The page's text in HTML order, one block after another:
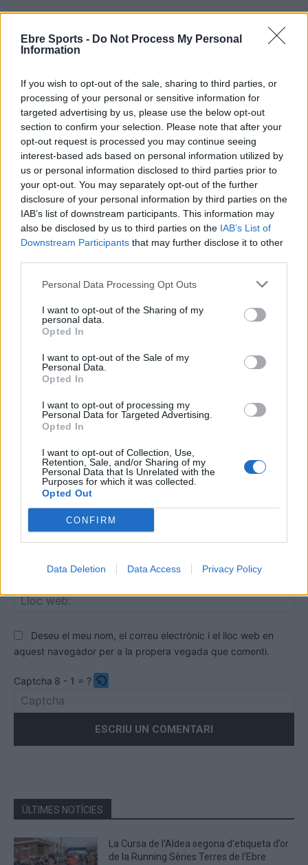
Ebre Sports - Do Not Process My Personal
Information
If you wish to opt-out of the sale, sharing to third parties, or
processing of your personal or sensitive information for
targeted advertising by us, please use the below opt-out
section to confirm your selection. Please note that after your
opt-out request is processed you may continue seeing
interest-based ads based on personal information utilized by
us or personal information disclosed to third parties prior to
your opt-out. You may separately opt-out of the further
disclosure of your personal information by third parties on the
IAB’s list of downstream participants. This information may
also be disclosed by us to third parties on the IAB’s List of
Downstream Participants that may further disclose it to other
Personal Data Processing Opt Outs
I want to opt-out of the Sharing of my
personal data.
Opted In
I want to opt-out of the Sale of my
Personal Data.
Opted In
I want to opt-out of processing my
Personal Data for Targeted Advertising.
Opted In
I want to opt-out of Collection, Use,
Retention, Sale, and/or Sharing of my
Personal Data that Is Unrelated with the
Purposes for which it was collected.
Opted Out
CONFIRM
Data Deletion Data Access Privacy Policy
ARTICLES RELACIONATS
Genís Gisbert i Núria Gelabert van
representar a la selecció catalana a l’Open
Internacional d’Espanya
abril 22, 2026
Taekwondo
Onze medalles del TKD Alfaro al
Campionat de Catalunya infantil de
taekwondo
març 25, 2026
Taekwondo
Podis del TKD Alfaro d’Amposta al 10è
DEIXA UNA RESPOSTA
Comentari:
Deseu el meu nom, el correu electrònic i el lloc web en
aquest navegador per a la propera vegada que comenti.
Captcha 8 - 1 = ?
the
the
CAPTCHA
to
verify
ÚLTIMES NOTÍCIES
La Cursa de l’Aldea segona d’etiqueta d’or
de la Running Sèries Terres de l’Ebre